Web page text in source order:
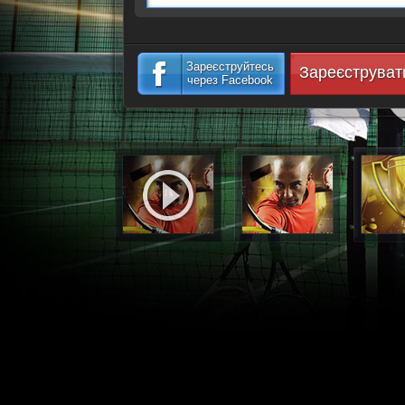
Зареєструйтесь
через Facebook